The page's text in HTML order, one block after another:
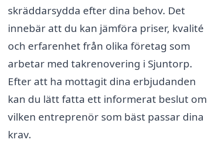
skräddarsydda efter dina behov. Det
innebär att du kan jämföra priser, kvalité
och erfarenhet från olika företag som
arbetar med takrenovering i Sjuntorp.
Efter att ha mottagit dina erbjudanden
kan du lätt fatta ett informerat beslut om
vilken entreprenör som bäst passar dina
krav.